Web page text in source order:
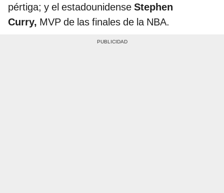
pértiga; y el estadounidense Stephen
Curry, MVP de las finales de la NBA.